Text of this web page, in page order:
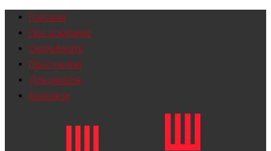
Головна
Про компанію
Сертифікати
Прес-релізи
Для дилерів
Контакти